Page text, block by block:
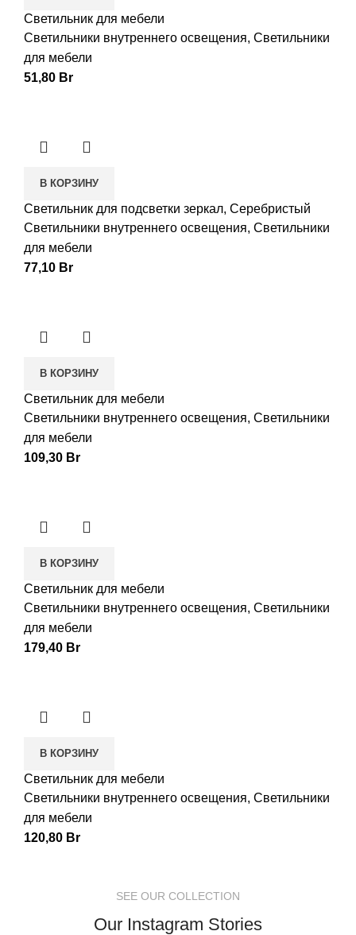
Светильник для мебели
Светильники внутреннего освещения, Светильники
для мебели
51,80 Br
В КОРЗИНУ
Светильник для подсветки зеркал, Серебристый
Светильники внутреннего освещения, Светильники
для мебели
77,10 Br
В КОРЗИНУ
Светильник для мебели
Светильники внутреннего освещения, Светильники
для мебели
109,30 Br
В КОРЗИНУ
Светильник для мебели
Светильники внутреннего освещения, Светильники
для мебели
179,40 Br
В КОРЗИНУ
Светильник для мебели
Светильники внутреннего освещения, Светильники
для мебели
120,80 Br
SEE OUR COLLECTION
Our Instagram Stories